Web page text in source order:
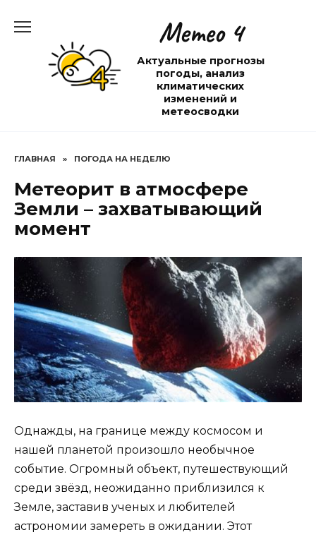
содержанию
Метео 4
Актуальные прогнозы
погоды, анализ
климатических
изменений и
метеосводки
ГЛАВНАЯ » ПОГОДА НА НЕДЕЛЮ
Метеорит в атмосфере
Земли – захватывающий
момент
Однажды, на границе между космосом и
нашей планетой произошло необычное
событие. Огромный объект, путешествующий
среди звёзд, неожиданно приблизился к
Земле, заставив ученых и любителей
астрономии замереть в ожидании. Этот